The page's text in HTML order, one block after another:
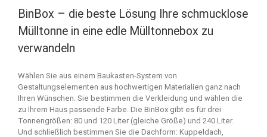
BinBox – die beste Lösung Ihre schmucklose
Mülltonne in eine edle Mülltonnebox zu
verwandeln
Wählen Sie aus einem Baukasten-System von
Gestaltungselementen aus hochwertigen Materialien ganz nach
Ihren Wünschen. Sie bestimmen die Verkleidung und wählen die
zu Ihrem Haus passende Farbe. Die BinBox gibt es für drei
Tonnengrößen: 80 und 120 Liter (gleiche Größe) und 240 Liter.
Und schließlich bestimmen Sie die Dachform: Kuppeldach,